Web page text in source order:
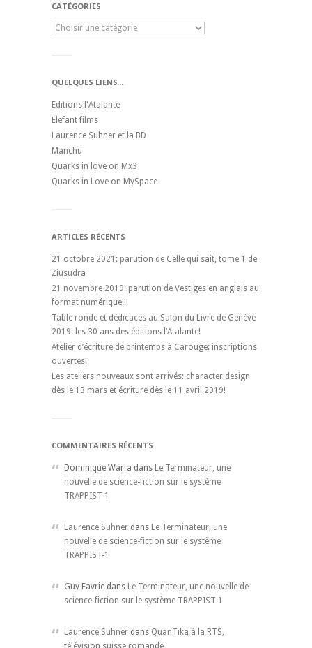
CATÉGORIES
QUELQUES LIENS...
Editions l'Atalante
Elefant films
Laurence Suhner et la BD
Manchu
Quarks in love on Mx3
Quarks in Love on MySpace
ARTICLES RÉCENTS
21 octobre 2021: parution de Celle qui sait, tome 1 de
Ziusudra
21 novembre 2019: parution de Vestiges en anglais au
format numérique!!!
Table ronde et dédicaces au Salon du Livre de Genève
2019: les 30 ans des éditions l’Atalante!
Atelier d’écriture de printemps à Carouge: inscriptions
ouvertes!
Les ateliers nouveaux sont arrivés: character design
dès le 13 mars et écriture dès le 11 avril 2019!
COMMENTAIRES RÉCENTS
Dominique Warfa dans Le Terminateur, une
nouvelle de science-fiction sur le système
TRAPPIST-1
Laurence Suhner dans Le Terminateur, une
nouvelle de science-fiction sur le système
TRAPPIST-1
Guy Favrie dans Le Terminateur, une nouvelle de
science-fiction sur le système TRAPPIST-1
Laurence Suhner dans QuanTika à la RTS,
télévision suisse romande